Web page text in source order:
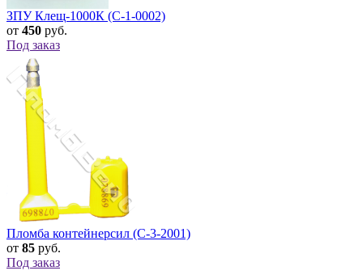
ЗПУ Клещ-1000К (C-1-0002)
от 450 руб.
Под заказ
Пломба контейнерсил (С-3-2001)
от 85 руб.
Под заказ